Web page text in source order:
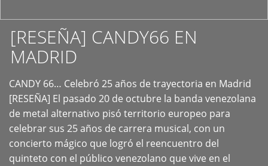
[RESEÑA] CANDY66 EN
MADRID
CANDY 66… Celebró 25 años de trayectoria en Madrid
[RESEÑA] El pasado 20 de octubre la banda venezolana
de metal alternativo pisó territorio europeo para
celebrar sus 25 años de carrera musical, con un
concierto mágico que logró el reencuentro del
quinteto con el público venezolano que vive en el
+